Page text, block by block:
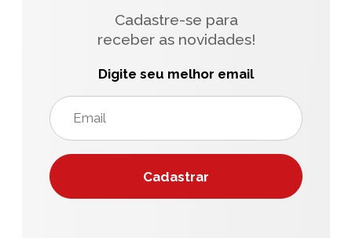
Cadastre-se para
receber as novidades!
Digite seu melhor email